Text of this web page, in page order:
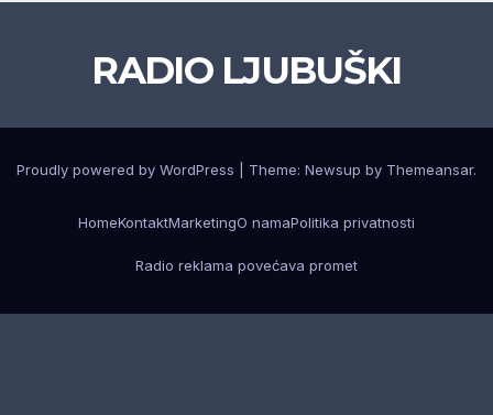
RADIO LJUBUŠKI
Proudly powered by WordPress Theme: Newsup by Themeansar.
HomeKontaktMarketingO namaPolitika privatnosti
Radio reklama povećava promet